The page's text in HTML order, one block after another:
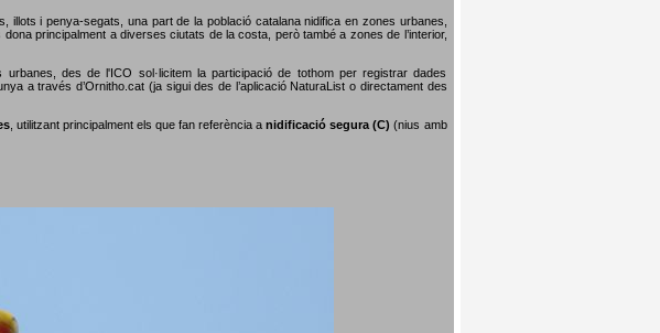
i penya-segats, una part de la població catalana nidifica en zones urbanes,
principalment a diverses ciutats de la costa, però també a zones de l’interior,
des de l'ICO sol·licitem la participació de tothom per registrar dades
a través d’Ornitho.cat (ja sigui des de l’aplicació NaturaList o directament des
, utilitzant principalment els que fan referència anidificació segura (C) (nius amb